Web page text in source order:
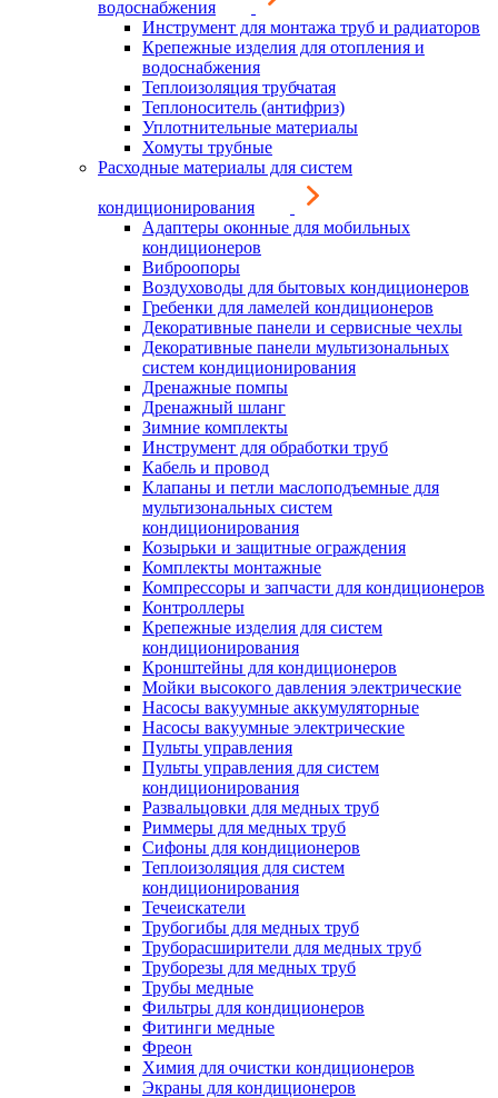
водоснабжения
Инструмент для монтажа труб и радиаторов
Крепежные изделия для отопления и
водоснабжения
Теплоизоляция трубчатая
Теплоноситель (антифриз)
Уплотнительные материалы
Хомуты трубные
Расходные материалы для систем
кондиционирования
Адаптеры оконные для мобильных
кондиционеров
Виброопоры
Воздуховоды для бытовых кондиционеров
Гребенки для ламелей кондиционеров
Декоративные панели и сервисные чехлы
Декоративные панели мультизональных
систем кондиционирования
Дренажные помпы
Дренажный шланг
Зимние комплекты
Инструмент для обработки труб
Кабель и провод
Клапаны и петли маслоподъемные для
мультизональных систем
кондиционирования
Козырьки и защитные ограждения
Комплекты монтажные
Компрессоры и запчасти для кондиционеров
Контроллеры
Крепежные изделия для систем
кондиционирования
Кронштейны для кондиционеров
Мойки высокого давления электрические
Насосы вакуумные аккумуляторные
Насосы вакуумные электрические
Пульты управления
Пульты управления для систем
кондиционирования
Развальцовки для медных труб
Риммеры для медных труб
Сифоны для кондиционеров
Теплоизоляция для систем
кондиционирования
Течеискатели
Трубогибы для медных труб
Труборасширители для медных труб
Труборезы для медных труб
Трубы медные
Фильтры для кондиционеров
Фитинги медные
Фреон
Химия для очистки кондиционеров
Экраны для кондиционеров